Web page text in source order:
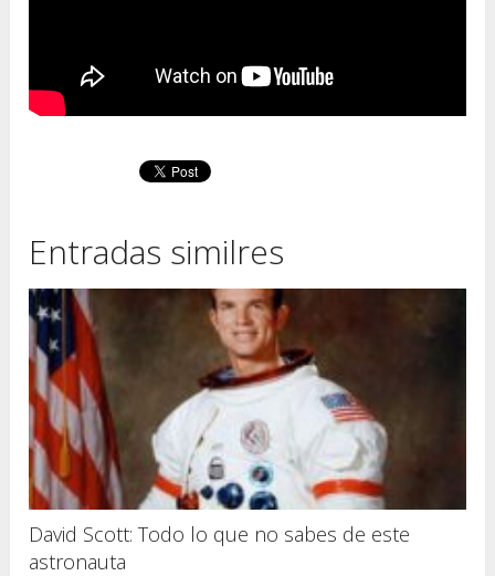
Entradas similres
David Scott: Todo lo que no sabes de este
astronauta